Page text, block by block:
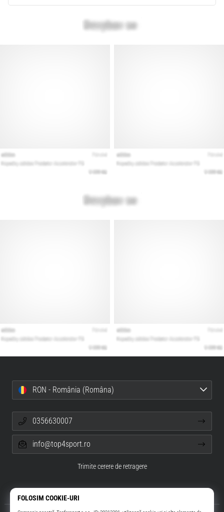
RON - România (Româna)
0356630007
info@top4sport.ro
Trimite cerere de retragere